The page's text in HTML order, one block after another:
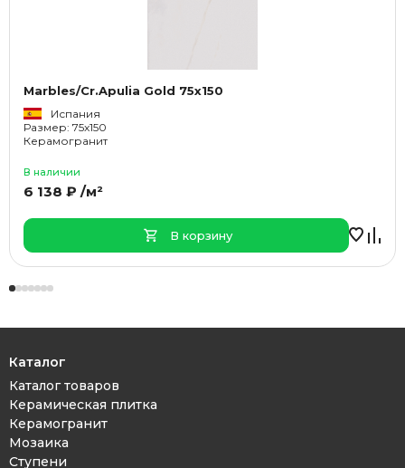
Marbles/Cr.Apulia Gold 75x150
Испания
Размер: 75x150
Керамогранит
В наличии
6 138 ₽ /м²
В корзину
Каталог
Каталог товаров
Керамическая плитка
Керамогранит
Мозаика
Ступени